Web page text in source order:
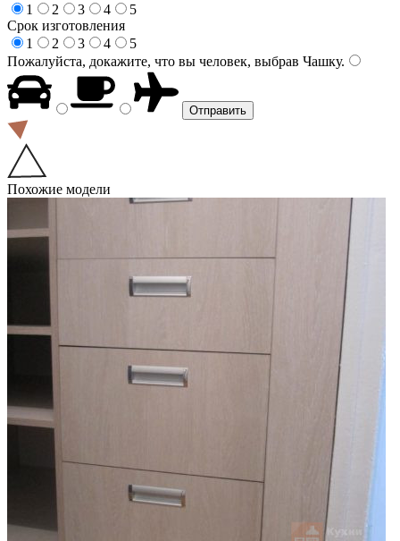
1
2 3 4
5
Срок изготовления
1
2 3 4
5
Пожалуйста, докажите, что вы человек, выбрав Чашку.
Похожие модели